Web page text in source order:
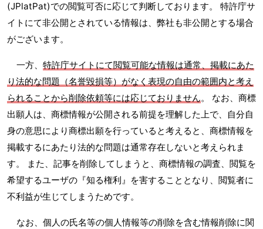
(JPlatPat)での閲覧可否に応じて判断しております。 特許庁サ
イトにて非公開とされている情報は、弊社も非公開とする場合
がございます。
一方、 特許庁サイトにて閲覧可能な情報は通常、掲載にあた
り法的な問題（名誉毀損等）がなく表現の自由の範囲内と考え
られることから削除依頼等には応じておりません。 なお、商標
出願人は、商標情報が公開される前提を理解した上で、自分自
身の意思により商標出願を行っていると考えると、商標情報を
掲載するにあたり法的な問題は通常存在しないと考えられま
す。 また、記事を削除してしまうと、商標情報の調査、閲覧を
希望するユーザの『知る権利』を害することとなり、閲覧者に
不利益が生じてしまうためです。
なお、個人の氏名等の個人情報等の削除を含む情報削除に関